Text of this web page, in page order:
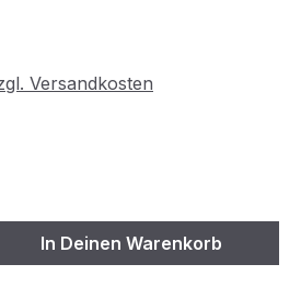
Versandkosten
Gib den
In Deinen Warenkorb